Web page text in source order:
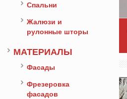
Спальни
Жалюзи и
рулонные шторы
МАТЕРИАЛЫ
Фасады
Фрезеровка
фасадов